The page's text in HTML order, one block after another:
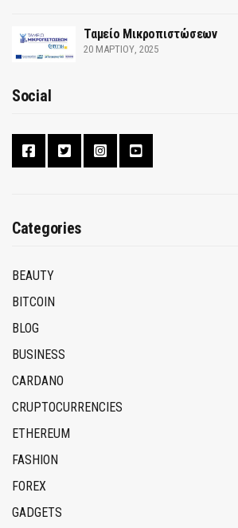
Ταμείο Μικροπιστώσεων
20 ΜΑΡΤΊΟΥ, 2025
Social
Categories
BEAUTY
BITCOIN
BLOG
BUSINESS
CARDANO
CRUPTOCURRENCIES
ETHEREUM
FASHION
FOREX
GADGETS